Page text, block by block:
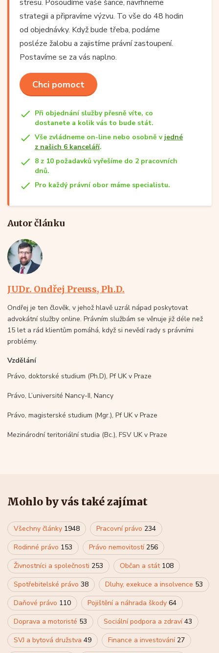
stresu. Posoudíme vaše šance, navrhneme
strategii a připravíme výzvu. To vše do 48 hodin
od objednávky. Když bude třeba, podáme
posléze žalobu a zajistíme právní zastoupení.
Postavíme se za vás naplno.
Chci pomoct
Při objednání služby přesně víte, co
dostanete a kolik vás to bude stát.
Vše zvládneme on-line nebo osobně v jedné
z našich 6 kanceláří.
8 z 10 požadavků vyřešíme do 2 pracovních
dnů.
Pro každý právní obor máme specialistu.
Autor článku
JUDr. Ondřej Preuss, Ph.D.
Ondřej je ten člověk, v jehož hlavě uzrál nápad poskytovat
advokátní služby online. Právním službám se věnuje již déle než
15 let a rád klientům pomáhá, když si nevědí rady s právními
problémy.
Vzdělání
Právo, doktorské studium (Ph.D), Pf UK v Praze
Právo, L’université Nancy-II, Nancy
Právo, magisterské studium (Mgr.), Pf UK v Praze
Mezinárodní teritoriální studia (Bc.), FSV UK v Praze
Mohlo by vás také zajímat
Všechny články 1948 Pracovní právo 234
Rodinné právo 153 Právo nemovitostí 256
Živnostníci a společnosti 253 Občan a stát 108
Spotřebitelské právo 38 Dluhy, exekuce a insolvence 53
Daňové právo 110 Pojištění a náhrada škody 64
Doprava a motoristé 53 Sociální podpora a zdraví43
SVJ a bytová družstva 49 Finance a investování 27